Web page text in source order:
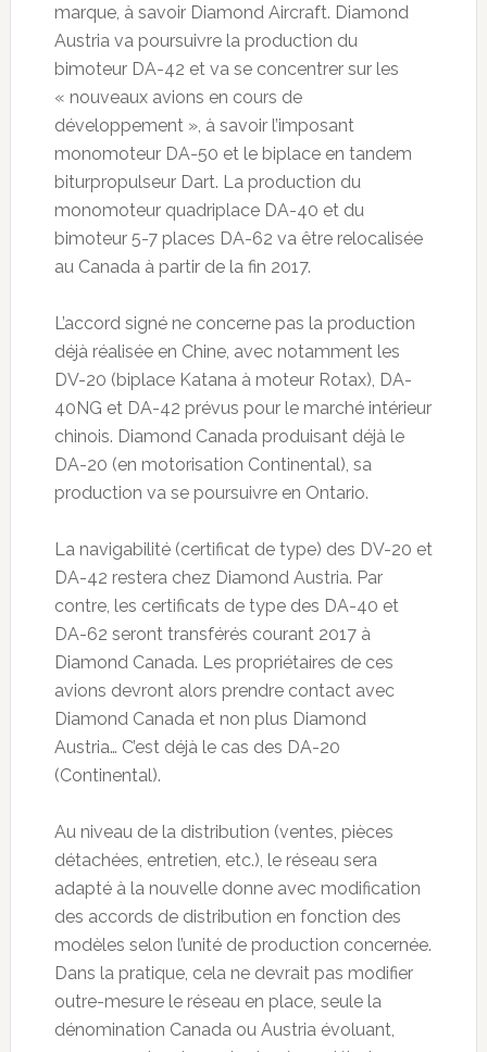
marque, à savoir Diamond Aircraft. Diamond
Austria va poursuivre la production du
bimoteur DA-42 et va se concentrer sur les
« nouveaux avions en cours de
développement », à savoir l’imposant
monomoteur DA-50 et le biplace en tandem
biturpropulseur Dart. La production du
monomoteur quadriplace DA-40 et du
bimoteur 5-7 places DA-62 va être relocalisée
au Canada à partir de la fin 2017.
L’accord signé ne concerne pas la production
déjà réalisée en Chine, avec notamment les
DV-20 (biplace Katana à moteur Rotax), DA-
40NG et DA-42 prévus pour le marché intérieur
chinois. Diamond Canada produisant déjà le
DA-20 (en motorisation Continental), sa
production va se poursuivre en Ontario.
La navigabilité (certificat de type) des DV-20 et
DA-42 restera chez Diamond Austria. Par
contre, les certificats de type des DA-40 et
DA-62 seront transférés courant 2017 à
Diamond Canada. Les propriétaires de ces
avions devront alors prendre contact avec
Diamond Canada et non plus Diamond
Austria… C’est déjà le cas des DA-20
(Continental).
Au niveau de la distribution (ventes, pièces
détachées, entretien, etc.), le réseau sera
adapté à la nouvelle donne avec modification
des accords de distribution en fonction des
modèles selon l’unité de production concernée.
Dans la pratique, cela ne devrait pas modifier
outre-mesure le réseau en place, seule la
dénomination Canada ou Austria évoluant,